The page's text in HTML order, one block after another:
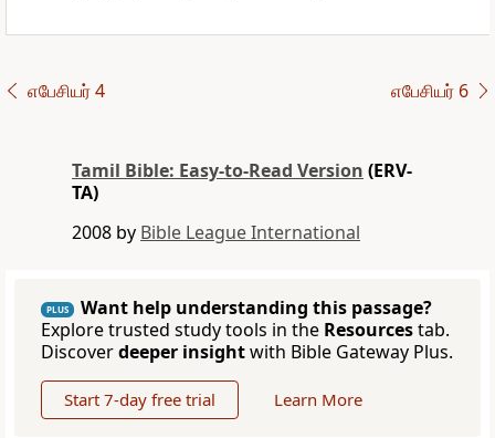
எபேசியர் 4 எபேசியர் 6
Tamil Bible: Easy-to-Read Version (ERV-
TA)
2008 by Bible League International
PLUS
Want help understanding this passage?
Explore trusted study tools in the Resourcestab.
Discoverdeeper insightwith Bible Gateway Plus.
Start 7-day free trial Learn More